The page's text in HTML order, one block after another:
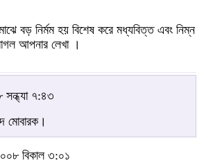
বড় নির্মম হয় বিশেষ করে মধ্যবিত্ত এবং নিম্ন
আপনার লেখা ।
সন্ধ্যা ৭:৪৩
বিকাল ৩:০১